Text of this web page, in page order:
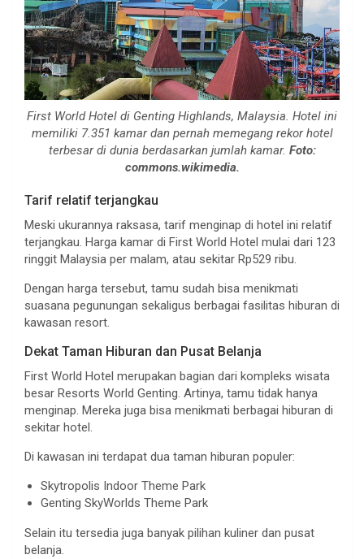
First World Hotel di Genting Highlands, Malaysia. Hotel ini
memiliki 7.351 kamar dan pernah memegang rekor hotel
terbesar di dunia berdasarkan jumlah kamar. Foto:
commons.wikimedia.
Tarif relatif terjangkau
Meski ukurannya raksasa, tarif menginap di hotel ini relatif
terjangkau. Harga kamar di First World Hotel mulai dari 123
ringgit Malaysia per malam, atau sekitar Rp529 ribu.
Dengan harga tersebut, tamu sudah bisa menikmati
suasana pegunungan sekaligus berbagai fasilitas hiburan di
kawasan resort.
Dekat Taman Hiburan dan Pusat Belanja
First World Hotel merupakan bagian dari kompleks wisata
besar Resorts World Genting. Artinya, tamu tidak hanya
menginap. Mereka juga bisa menikmati berbagai hiburan di
sekitar hotel.
Di kawasan ini terdapat dua taman hiburan populer:
Skytropolis Indoor Theme Park
Genting SkyWorlds Theme Park
Selain itu tersedia juga banyak pilihan kuliner dan pusat
belanja.